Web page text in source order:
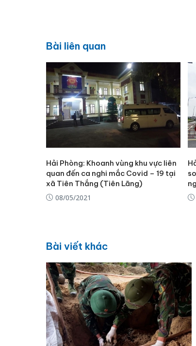
Bài liên quan
Hải Phòng: Khoanh vùng khu vực liên
quan đến ca nghi mắc Covid – 19 tại
xã Tiên Thắng (Tiên Lãng)
08/05/2021
Bài viết khác